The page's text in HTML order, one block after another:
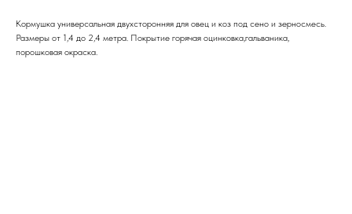
Кормушка универсальная двухсторонняя для овец и коз под сено и зерносмесь.
Размеры от 1,4 до 2,4 метра. Покрытие горячая оцинковка,гальваника,
порошковая окраска.